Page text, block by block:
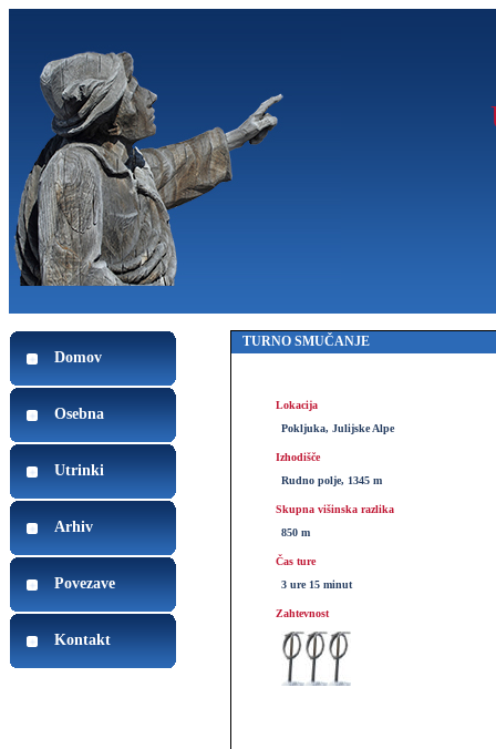
Domov
Osebna
Utrinki
Arhiv
Povezave
Kontakt
TURNO SMUČANJE
Lokacija
Pokljuka, Julijske Alpe
Izhodišče
Rudno polje, 1345 m
Skupna višinska razlika
850 m
Čas ture
3 ure 15 minut
Zahtevnost